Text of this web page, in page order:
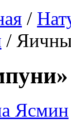
/
/
Ясмин